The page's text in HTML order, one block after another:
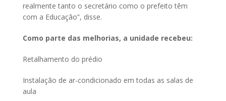
realmente tanto o secretário como o prefeito têm
com a Educação”, disse.
Como parte das melhorias, a unidade recebeu:
Retalhamento do prédio
Instalação de ar-condicionado em todas as salas de
aula